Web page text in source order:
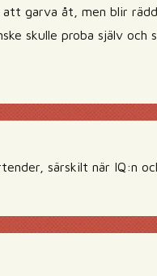
att garva åt, men blir
skulle proba själv och
särskilt när IQ:n